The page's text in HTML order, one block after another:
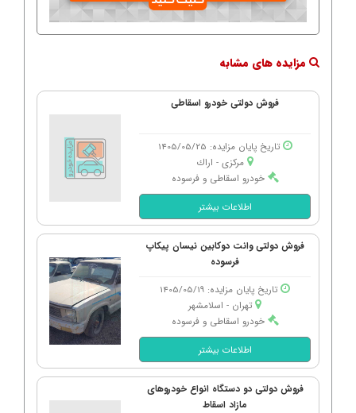
مزایده های مشابه
فروش دولتی خودرو اسقاطی
تاریخ پایان مزایده: 1405/05/25
مرکزی - اراك
خودرو اسقاطی و فرسوده
اطلاعات بیشتر
فروش دولتی وانت دوکابین نیسان پیکاپ
فرسوده
تاریخ پایان مزایده: 1405/05/19
تهران - اسلامشهر
خودرو اسقاطی و فرسوده
اطلاعات بیشتر
فروش دولتی دو دستگاه انواع خودروهای
مازاد اسقاط